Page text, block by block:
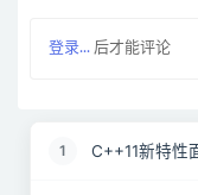
登录... 后才能评论
1 C++11新特性